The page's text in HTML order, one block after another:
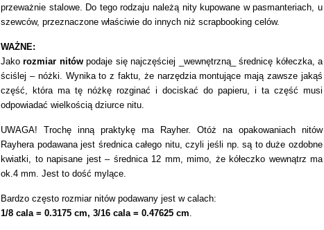
przeważnie stalowe. Do tego rodzaju należą nity kupowane w pasmanteriach, u
szewców, przeznaczone właściwie do innych niż scrapbooking celów.
WAŻNE:
Jakorozmiar nitówpodaje się najczęściej _wewnętrzną_ średnicę kółeczka, a
ściślej – nóżki. Wynika to z faktu, że narzędzia montujące mają zawsze jakąś
część, która ma tę nóżkę rozginać i dociskać do papieru, i ta część musi
odpowiadać wielkością dziurce nitu.
UWAGA! Trochę inną praktykę ma Rayher. Otóż na opakowaniach nitów
Rayhera podawana jest średnica całego nitu, czyli jeśli np. są to duże ozdobne
kwiatki, to napisane jest – średnica 12 mm, mimo, że kółeczko wewnątrz ma
ok.4 mm. Jest to dość mylące.
Bardzo często rozmiar nitów podawany jest w calach:
1/8 cala = 0.3175 cm, 3/16 cala = 0.47625 cm.